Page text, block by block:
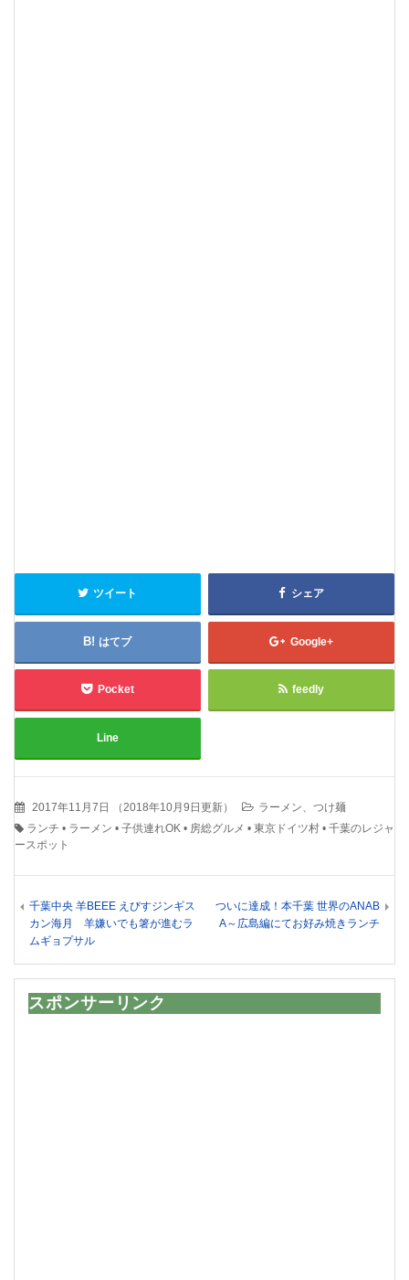
ツイート シェア
はてブ Google+
Pocket feedly
Line
2017年11月7日 （2018年10月9日更新）
ラーメン、つけ麺
ランチ • ラーメン • 子供連れOK • 房総グルメ • 東京ドイツ村 • 千葉のレジャ
ースポット
千葉中央 羊BEEE えびすジンギス
カン海月 羊嫌いでも箸が進むラ
ムギョプサル
ついに達成！本千葉 世界のANAB
A～広島編にてお好み焼きランチ
スポンサーリンク